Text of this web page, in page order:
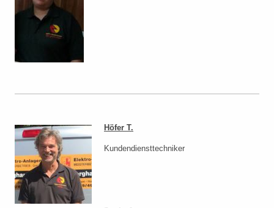
Höfer T.
Kundendiensttechniker